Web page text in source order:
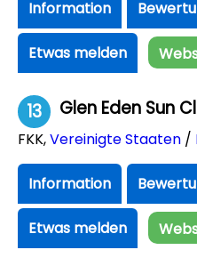
Information
Etwas melden
13 Glen Eden Sun
FKK,Vereinigte Staaten /
Information
Etwas melden